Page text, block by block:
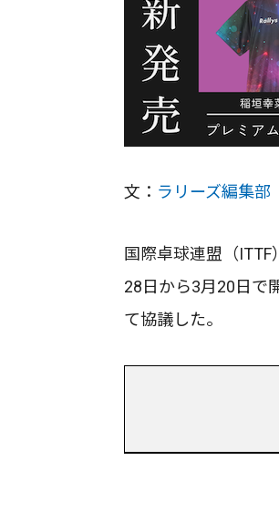
文： ラリーズ編集部
国際卓球連盟（
28日から3月20日で
て協議した。